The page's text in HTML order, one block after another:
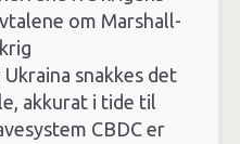
om Marshall-
snakkes det
akkurat i tide til
CBDC er